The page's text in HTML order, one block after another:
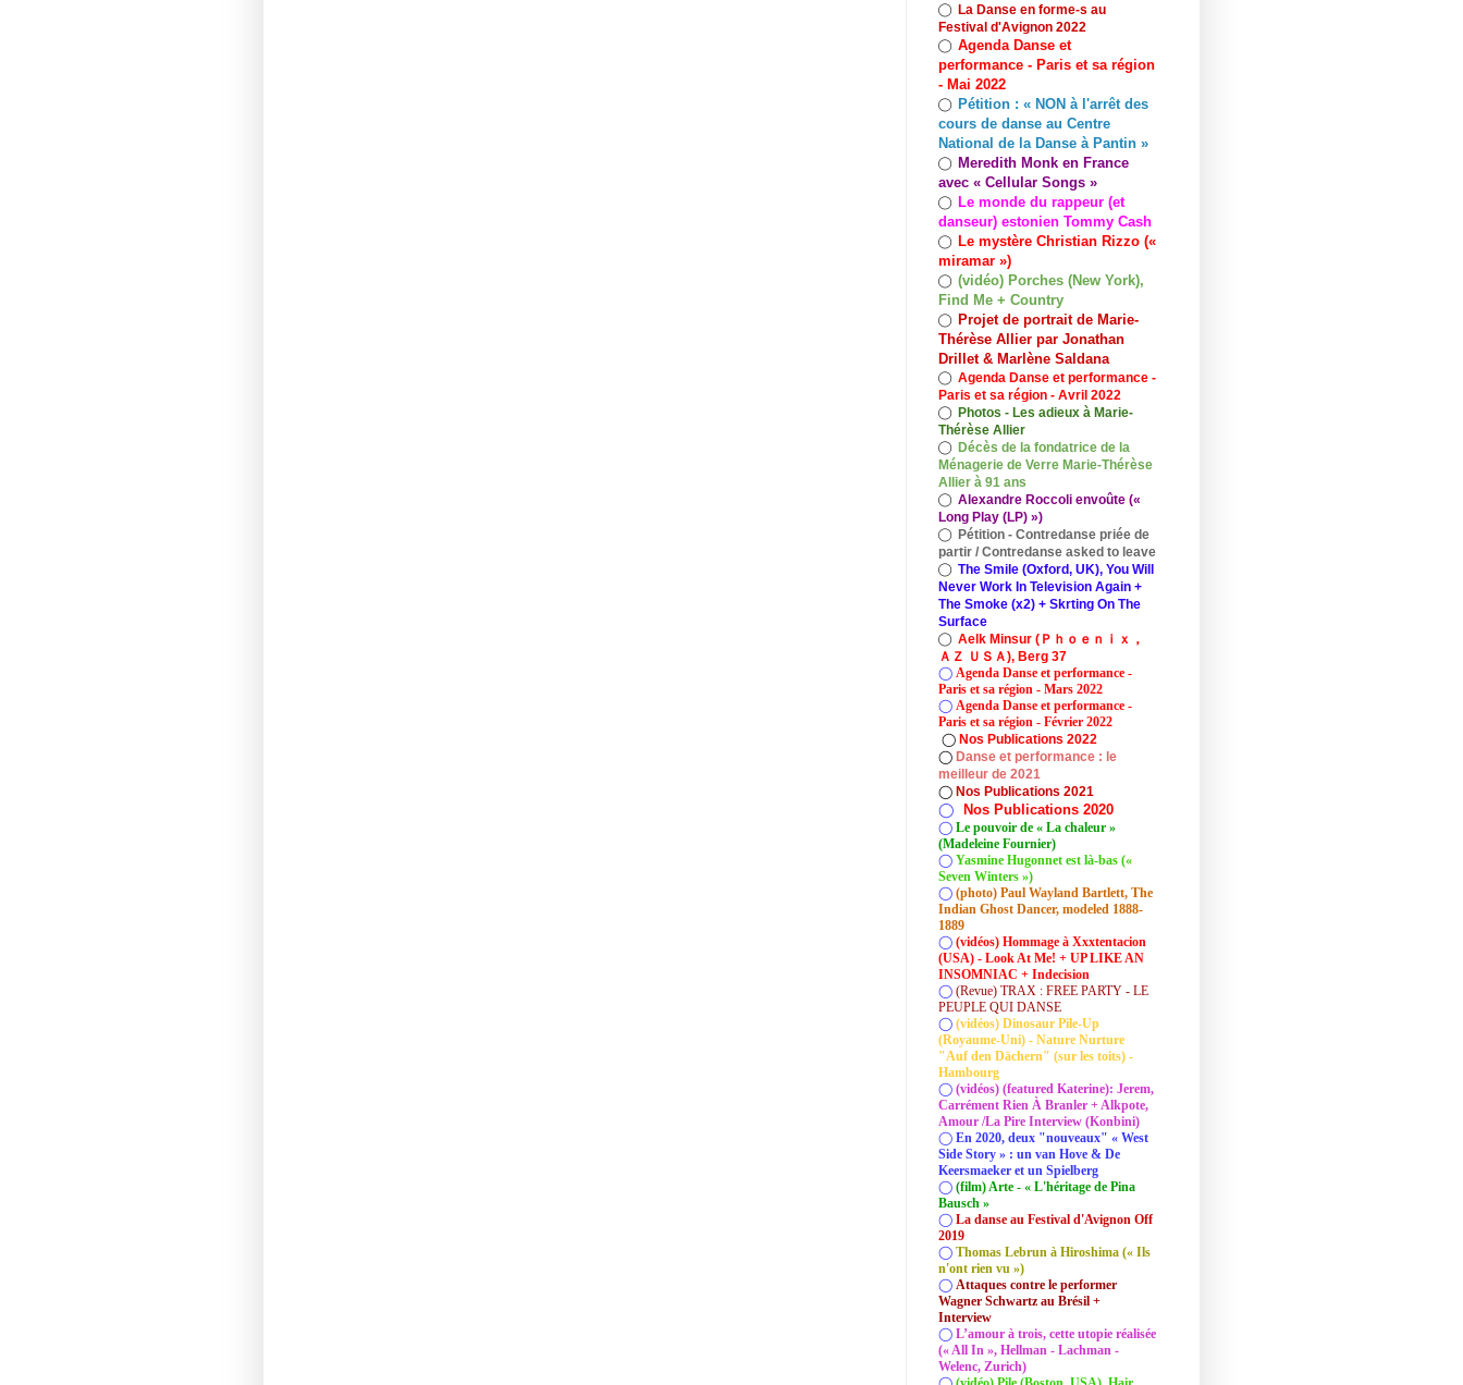
◯ La Danse en forme-s au
Festival d'Avignon 2022
◯ Agenda Danse et
performance - Paris et sa région
- Mai 2022
◯ Pétition : « NON à l'arrêt des
cours de danse au Centre
National de la Danse à Pantin »
◯ Meredith Monk en France
avec « Cellular Songs »
◯ Le monde du rappeur (et
danseur) estonien Tommy Cash
◯ Le mystère Christian Rizzo («
miramar »)
◯ (vidéo) Porches (New York),
Find Me + Country
◯ Projet de portrait de Marie-
Thérèse Allier par Jonathan
Drillet & Marlène Saldana
◯ Agenda Danse et performance -
Paris et sa région - Avril 2022
◯ Photos - Les adieux à Marie-
Thérèse Allier
◯ Décès de la fondatrice de la
Ménagerie de Verre Marie-Thérèse
Allier à 91 ans
◯ Alexandre Roccoli envoûte («
Long Play (LP) »)
◯ Pétition - Contredanse priée de
partir / Contredanse asked to leave
◯ The Smile (Oxford, UK), You Will
Never Work In Television Again +
The Smoke (x2) + Skrting On The
Surface
◯ Aelk Minsur (Ｐｈｏｅｎｉｘ，
ＡＺ ＵＳＡ), Berg 37
◯ Agenda Danse et performance -
Paris et sa région - Mars 2022
◯ Agenda Danse et performance -
Paris et sa région - Février 2022
◯ Nos Publications 2022
◯ Danse et performance : le
meilleur de 2021
◯ Nos Publications 2021
◯ Nos Publications 2020
◯ Le pouvoir de « La chaleur »
(Madeleine Fournier)
◯ Yasmine Hugonnet est là-bas («
Seven Winters »)
◯ (photo) Paul Wayland Bartlett, The
Indian Ghost Dancer, modeled 1888-
1889
◯ (vidéos) Hommage à Xxxtentacion
(USA) - Look At Me! + UP LIKE AN
INSOMNIAC + Indecision
◯ (Revue) TRAX : FREE PARTY - LE
PEUPLE QUI DANSE
◯ (vidéos) Dinosaur Pile-Up
(Royaume-Uni) - Nature Nurture
"Auf den Dächern" (sur les toits) -
Hambourg
◯ (vidéos) (featured Katerine): Jerem,
Carrément Rien À Branler + Alkpote,
Amour /La Pire Interview (Konbini)
◯ En 2020, deux "nouveaux" « West
Side Story » : un van Hove & De
Keersmaeker et un Spielberg
◯ (film) Arte - « L'héritage de Pina
Bausch »
◯ La danse au Festival d'Avignon Off
2019
◯ Thomas Lebrun à Hiroshima (« Ils
n'ont rien vu »)
◯ Attaques contre le performer
Wagner Schwartz au Brésil +
Interview
◯ L’amour à trois, cette utopie réalisée
(« All In », Hellman - Lachman -
Welenc, Zurich)